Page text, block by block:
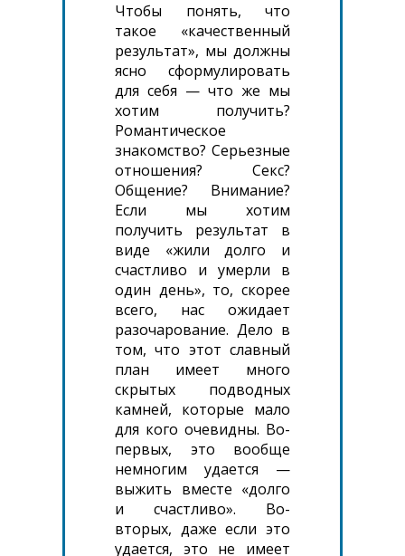
Чтобы понять, что
такое «качественный
результат», мы должны
ясно сформулировать
для себя — что же мы
хотим получить?
Романтическое
знакомство? Серьезные
отношения? Секс?
Общение? Внимание?
Если мы хотим
получить результат в
виде «жили долго и
счастливо и умерли в
один день», то, скорее
всего, нас ожидает
разочарование. Дело в
том, что этот славный
план имеет много
скрытых подводных
камней, которые мало
для кого очевидны. Во-
первых, это вообще
немногим удается —
выжить вместе «долго
и счастливо». Во-
вторых, даже если это
удается, это не имеет